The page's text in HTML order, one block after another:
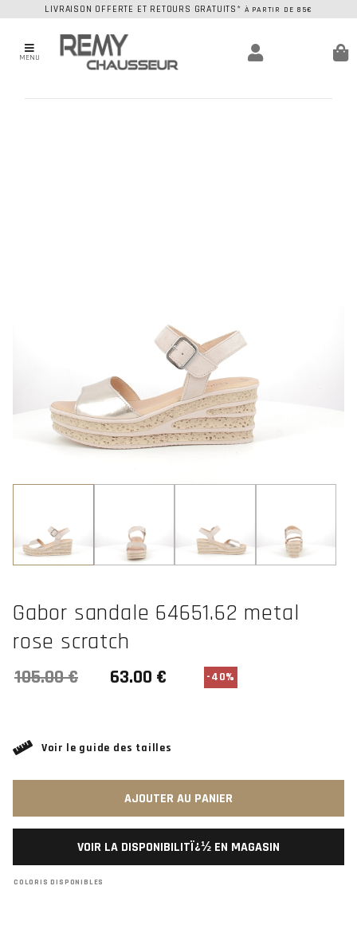
LIVRAISON OFFERTE ET RETOURS GRATUITS* À PARTIR DE 85€
MENU
Gabor sandale 64651.62 metal
rose scratch
-40%
Voir le guide des tailles
AJOUTER AU PANIER
VOIR LA DISPONIBILITÏ¿½ EN MAGASIN
COLORIS DISPONIBLES